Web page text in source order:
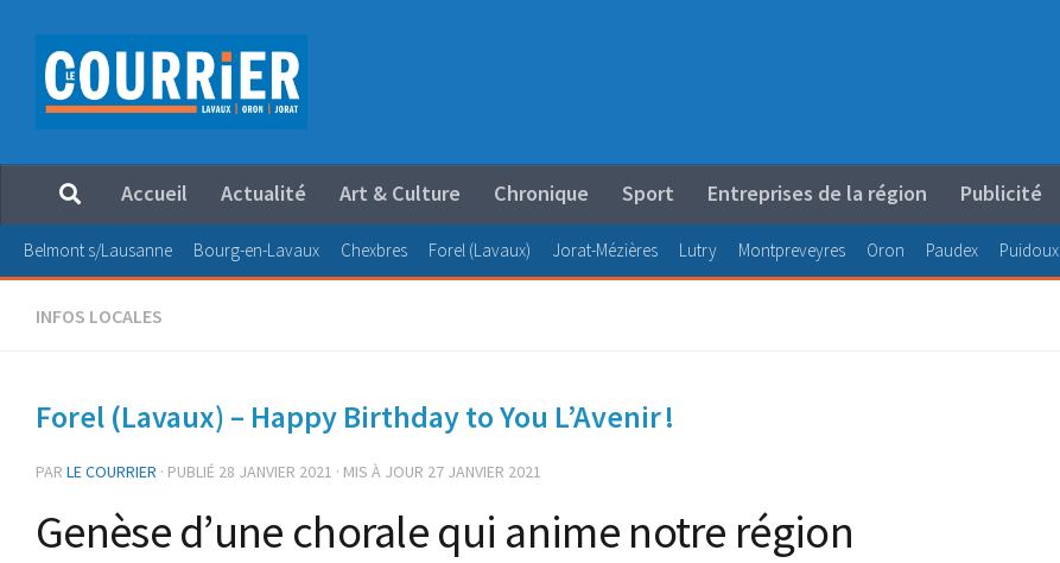
Au dessous du contenu
Accueil Actualité Art & Culture Chronique Sport Entreprises de la région Publicité
Belmont s/Lausanne Bourg-en-Lavaux Chexbres Forel (Lavaux) Jorat-Mézières Lutry Montpreveyres Oron Paudex Puidoux
INFOS LOCALES
Forel (Lavaux) – Happy Birthday to You L’Avenir !
PAR LE COURRIER · PUBLIÉ 28 JANVIER 2021 · MIS À JOUR 27 JANVIER 2021
Genèse d’une chorale qui anime notre région